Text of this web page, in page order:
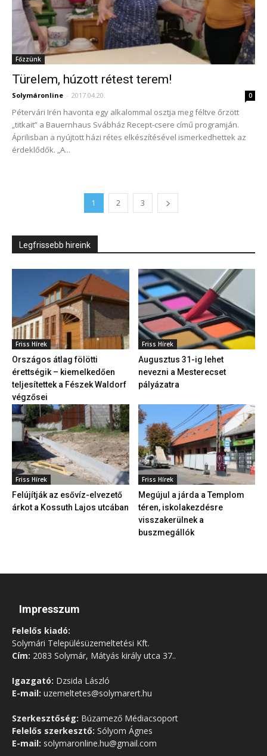
Főzzünk
Türelem, húzott rétest terem!
Solymáronline - 2017.04.20. 0
Pétervári Irén havonta egy alkalommal osztja meg féltve őrzött
„titkait” a Bauernhaus Svábház Recept-csere című programján.
Áprilisban a nyújtott házi rétes elkészítésével ismerkedhettek az
érdeklődők. „A...
1 2 3
Legfrissebb hireink
Friss Hírek
Országos átlag fölötti
érettségik – kiemelkedően
teljesítettek a Fészek Waldorf
végzősei
Friss Hírek
Augusztus 31-ig lehet
nevezni a Mesterecset
pályázatra
Friss Hírek
Felújítják az esővíz-elvezető
árkot a Kossuth Lajos utcában
Friss Hírek
Megújul a járda a Templom
téren, iskolakezdésre
visszakerülnek a
buszmegállók
Impresszum
Felelős kiadó:
Solymári Településüzemeltetési Kft.
Cím: 2083 Solymár, Mátyás király utca 37..
Igazgató: Dzsida László
E-mail: uzemeltetes@solymarert.hu
Szerkesztőség: Búzamező Médiacsoport
Felelős szerkesztő: Sólyom Ágnes
E-mail: solymaronline.hu@gmail.com